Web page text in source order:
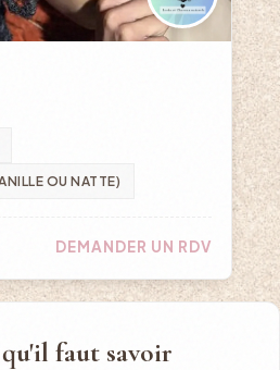
OU NATTE)
DEMANDER UN RDV
faut savoir